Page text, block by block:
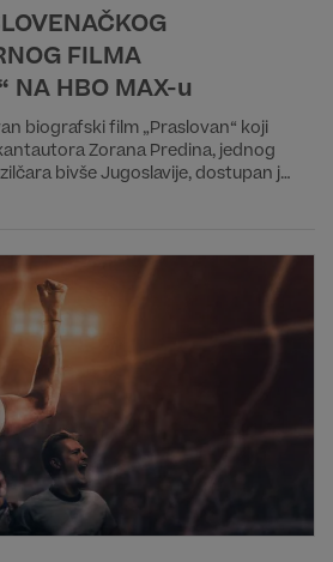
FILMA
NA HBO MAX-u
biografski film „Praslovan“ koji
Zorana Predina, jednog
bivše Jugoslavije, dostupan je